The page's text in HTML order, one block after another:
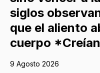
siglos
que el aliento
cuerpo
9 Agosto 2026